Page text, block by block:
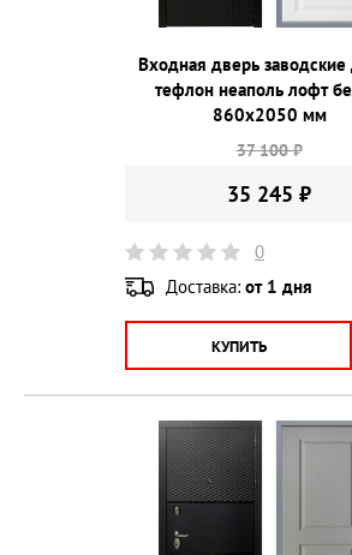
Входная дверь
тефлон неаполь лофт
860х2050 мм
37 100 ₽
35 245 ₽
0
Доставка: от 1 дня
КУПИТЬ